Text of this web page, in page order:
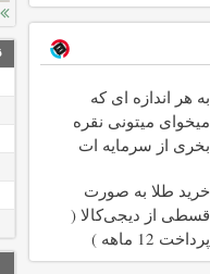
به هر اندازه ای که
میخوای میتونی نقره
بخری از سرمایه ات
خرید طلا به صورت
قسطی از دیجی‌کالا (
پرداخت 12 ماهه )